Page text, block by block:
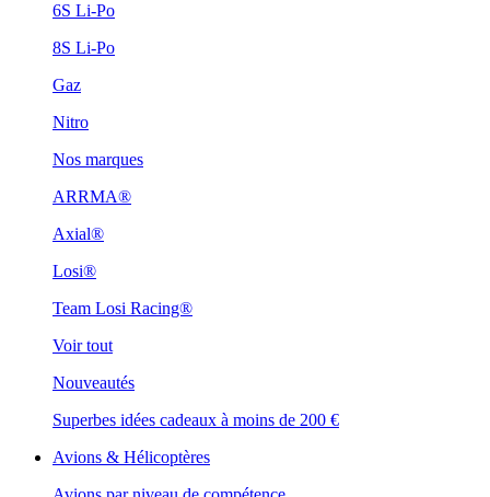
6S Li-Po
8S Li-Po
Gaz
Nitro
Nos marques
ARRMA®
Axial®
Losi®
Team Losi Racing®
Voir tout
Nouveautés
Superbes idées cadeaux à moins de 200 €
Avions & Hélicoptères